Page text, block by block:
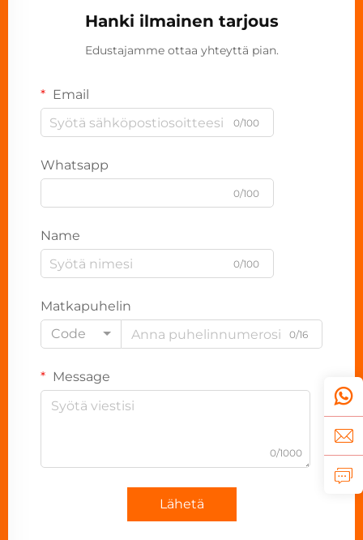
Hanki ilmainen tarjous
Edustajamme ottaa yhteyttä pian.
Email
0/100
Whatsapp
0/100
Name
0/100
Matkapuhelin
Code
0/16
Message
0/1000
Lähetä